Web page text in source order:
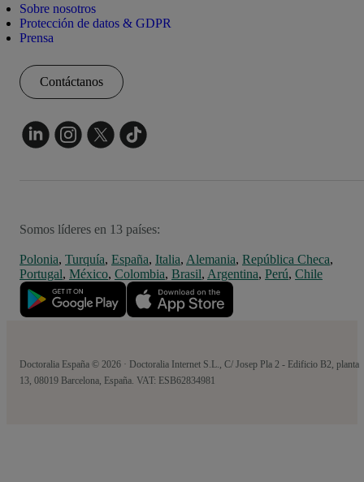
Sobre nosotros
Protección de datos & GDPR
Prensa
Contáctanos
Somos líderes en 13 países:
Polonia, Turquía, España, Italia, Alemania, República Checa,
Portugal, México, Colombia, Brasil, Argentina, Perú, Chile
Doctoralia España © 2026 · Doctoralia Internet S.L., C/ Josep Pla 2 - Edificio B2, planta
13, 08019 Barcelona, España. VAT: ESB62834981